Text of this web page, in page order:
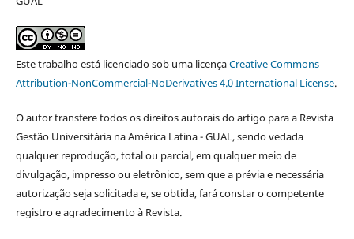
Este trabalho está licenciado sob uma licençaCreative Commons
Attribution-NonCommercial-NoDerivatives 4.0 International License.
O autor transfere todos os direitos autorais do artigo para a Revista
Gestão Universitária na América Latina - GUAL, sendo vedada
qualquer reprodução, total ou parcial, em qualquer meio de
divulgação, impresso ou eletrônico, sem que a prévia e necessária
autorização seja solicitada e, se obtida, fará constar o competente
registro e agradecimento à Revista.